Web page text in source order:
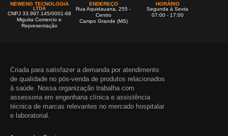
NEWENG TECNOLOGIA
LTDA
CNPJ 33.997.145/0001-68
Miguita Comercio e
Representação
ENDEREÇO
Rua Aquidauana, 255 -
Centro
Campo Grande (MS)
HORÁRIO
Segunda á Sexta
07:00 - 17:00
Criada para satisfazer a demanda por atendimento
de qualidade no pós-venda de produtos relacionados
à saúde. Nossa organização trabalha com
assessoria em engenharia clínica e assistência
técnica de marcas relevantes no mercado hospitalar
e laboratorial.